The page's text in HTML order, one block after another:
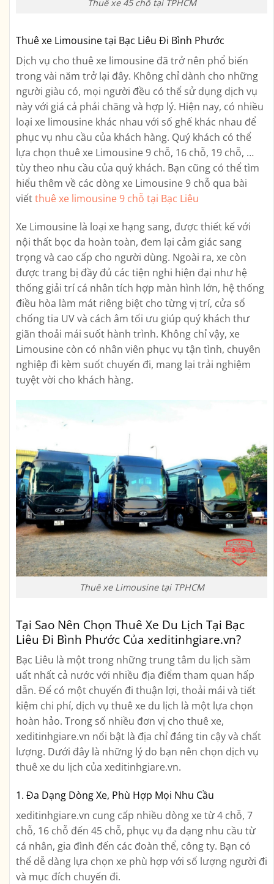
Thuê xe 45 chỗ tại TPHCM
Thuê xe Limousine tại Bạc Liêu Đi Bình Phước
Dịch vụ cho thuê xe limousine đã trở nên phổ biến
trong vài năm trở lại đây. Không chỉ dành cho những
người giàu có, mọi người đều có thể sử dụng dịch vụ
này với giá cả phải chăng và hợp lý. Hiện nay, có nhiều
loại xe limousine khác nhau với số ghế khác nhau để
phục vụ nhu cầu của khách hàng. Quý khách có thể
lựa chọn thuê xe Limousine 9 chỗ, 16 chỗ, 19 chỗ, …
tùy theo nhu cầu của quý khách. Bạn cũng có thể tìm
hiểu thêm về các dòng xe Limousine 9 chỗ qua bài
viếtthuê xe limousine 9 chỗ tại Bạc Liêu
Xe Limousine là loại xe hạng sang, được thiết kế với
nội thất bọc da hoàn toàn, đem lại cảm giác sang
trọng và cao cấp cho người dùng. Ngoài ra, xe còn
được trang bị đầy đủ các tiện nghi hiện đại như hệ
thống giải trí cá nhân tích hợp màn hình lớn, hệ thống
điều hòa làm mát riêng biệt cho từng vị trí, cửa sổ
chống tia UV và cách âm tối ưu giúp quý khách thư
giãn thoải mái suốt hành trình. Không chỉ vậy, xe
Limousine còn có nhân viên phục vụ tận tình, chuyên
nghiệp đi kèm suốt chuyến đi, mang lại trải nghiệm
tuyệt vời cho khách hàng.
Thuê xe Limousine tại TPHCM
Tại Sao Nên Chọn Thuê Xe Du Lịch Tại Bạc
Liêu Đi Bình Phước Của xeditinhgiare.vn?
Bạc Liêu là một trong những trung tâm du lịch sầm
uất nhất cả nước với nhiều địa điểm tham quan hấp
dẫn. Để có một chuyến đi thuận lợi, thoải mái và tiết
kiệm chi phí, dịch vụ thuê xe du lịch là một lựa chọn
hoàn hảo. Trong số nhiều đơn vị cho thuê xe,
xeditinhgiare.vn nổi bật là địa chỉ đáng tin cậy và chất
lượng. Dưới đây là những lý do bạn nên chọn dịch vụ
thuê xe du lịch của xeditinhgiare.vn.
1. Đa Dạng Dòng Xe, Phù Hợp Mọi Nhu Cầu
xeditinhgiare.vn cung cấp nhiều dòng xe từ 4 chỗ, 7
chỗ, 16 chỗ đến 45 chỗ, phục vụ đa dạng nhu cầu từ
cá nhân, gia đình đến các đoàn thể, công ty. Bạn có
thể dễ dàng lựa chọn xe phù hợp với số lượng người đi
và mục đích chuyến đi.